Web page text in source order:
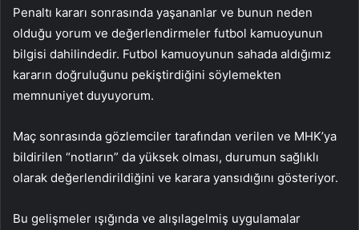
Penaltı kararı sonrasında yaşananlar ve bunun neden
olduğu yorum ve değerlendirmeler futbol kamuoyunun
bilgisi dahilindedir. Futbol kamuoyunun sahada aldığımız
kararın doğruluğunu pekiştirdiğini söylemekten
memnuniyet duyuyorum.
Maç sonrasında gözlemciler tarafından verilen ve MHK’ya
bildirilen “notların” da yüksek olması, durumun sağlıklı
olarak değerlendirildiğini ve karara yansıdığını gösteriyor.
Bu gelişmeler ışığında ve alışılagelmiş uygulamalar